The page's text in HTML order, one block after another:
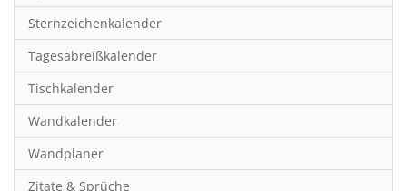
Länder & Städte
Landschaft & Natur
Lifestyle
Literatur
Manga & Animé
Neutrale Kalender
Sternzeichenkalender
Tagesabreißkalender
Tischkalender
Wandkalender
Wandplaner
Zitate & Sprüche